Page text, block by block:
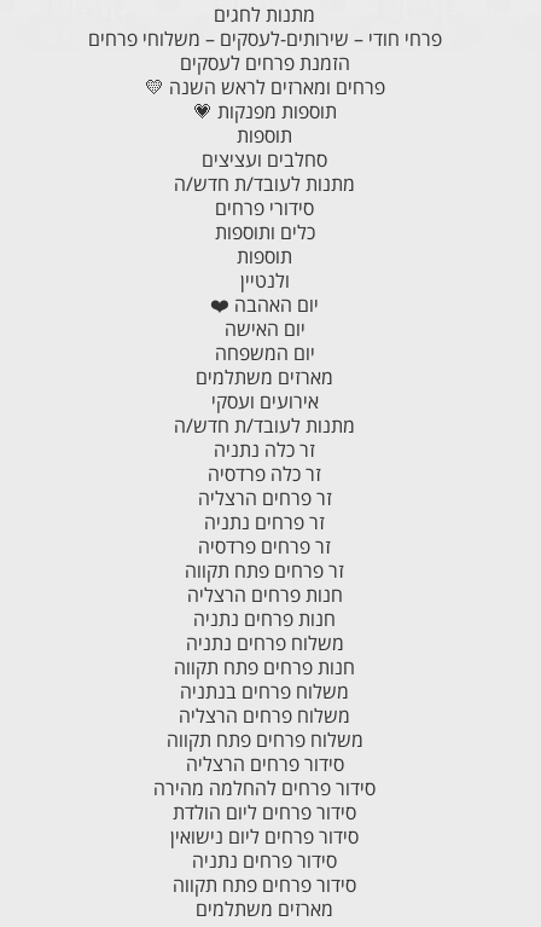
מתנות לחגים
פרחי חודי – שירותים-לעסקים – משלוחי פרחים
הזמנת פרחים לעסקים
פרחים ומארזים לראש השנה 💛
תוספות מפנקות 💗
תוספות
סחלבים ועציצים
מתנות לעובד/ת חדש/ה
סידורי פרחים
כלים ותוספות
תוספות
ולנטיין
יום האהבה ❤️
יום האישה
יום המשפחה
מארזים משתלמים
אירועים ועסקי
מתנות לעובד/ת חדש/ה
זר כלה נתניה
זר כלה פרדסיה
זר פרחים הרצליה
זר פרחים נתניה
זר פרחים פרדסיה
זר פרחים פתח תקווה
חנות פרחים הרצליה
חנות פרחים נתניה
משלוח פרחים נתניה
חנות פרחים פתח תקווה
משלוח פרחים בנתניה
משלוח פרחים הרצליה
משלוח פרחים פתח תקווה
סידור פרחים הרצליה
סידור פרחים להחלמה מהירה
סידור פרחים ליום הולדת
סידור פרחים ליום נישואין
סידור פרחים נתניה
סידור פרחים פתח תקווה
מארזים משתלמים